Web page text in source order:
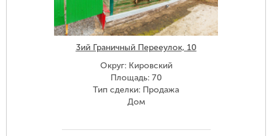
3ий Граничный Перееулок, 10
Округ: Кировский
Площадь: 70
Тип сделки: Продажа
Дом